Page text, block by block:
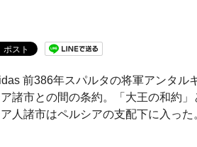
前386年スパルタの将軍アンタル
諸市との間の条約。「大王の和約
人諸市はペルシアの支配下に入っ